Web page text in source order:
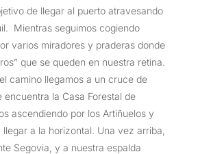
de llegar al puerto atravesando
Mientras seguimos cogiendo
varios miradores y praderas donde
que se queden en nuestra retina.
camino llegamos a un cruce de
encuentra la Casa Forestal de
ascendiendo por los Artiñuelos y
llegar a la horizontal. Una vez arriba,
Segovia, y a nuestra espalda